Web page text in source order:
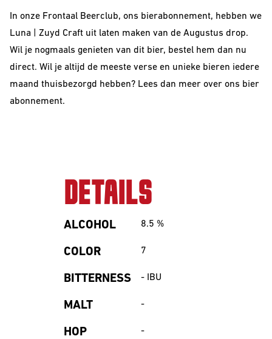
In onze Frontaal Beerclub, ons bierabonnement, hebben we
Luna | Zuyd Craft uit laten maken van de Augustus drop.
Wil je nogmaals genieten van dit bier, bestel hem dan nu
direct. Wil je altijd de meeste verse en unieke bieren iedere
maand thuisbezorgd hebben? Lees dan meer over ons bier
abonnement.
DETAILS
ALCOHOL 8.5 %
COLOR 7
BITTERNESS - IBU
MALT -
HOP -